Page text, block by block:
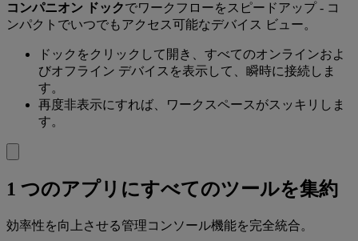
コンパニオン ドックでワークフローをスピードアップ - コ
ンパクトでいつでもアクセス可能なデバイス ビュー。
ドックをクリックして開き、すべてのオンラインおよ
びオフライン デバイスを表示して、瞬時に接続しま
す。
再度非表示にすれば、ワークスペースがスッキリしま
す。
1 つのアプリにすべてのツールを集約
効率性を向上させる管理コンソール機能を完全統合。